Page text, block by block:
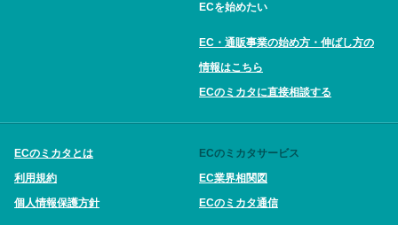
ECを始めたい
EC・通販事業の始め方・伸ばし方の
情報はこちら
ECのミカタに直接相談する
ECのミカタとは
利用規約
個人情報保護方針
ECのミカタサービス
EC業界相関図
ECのミカタ通信